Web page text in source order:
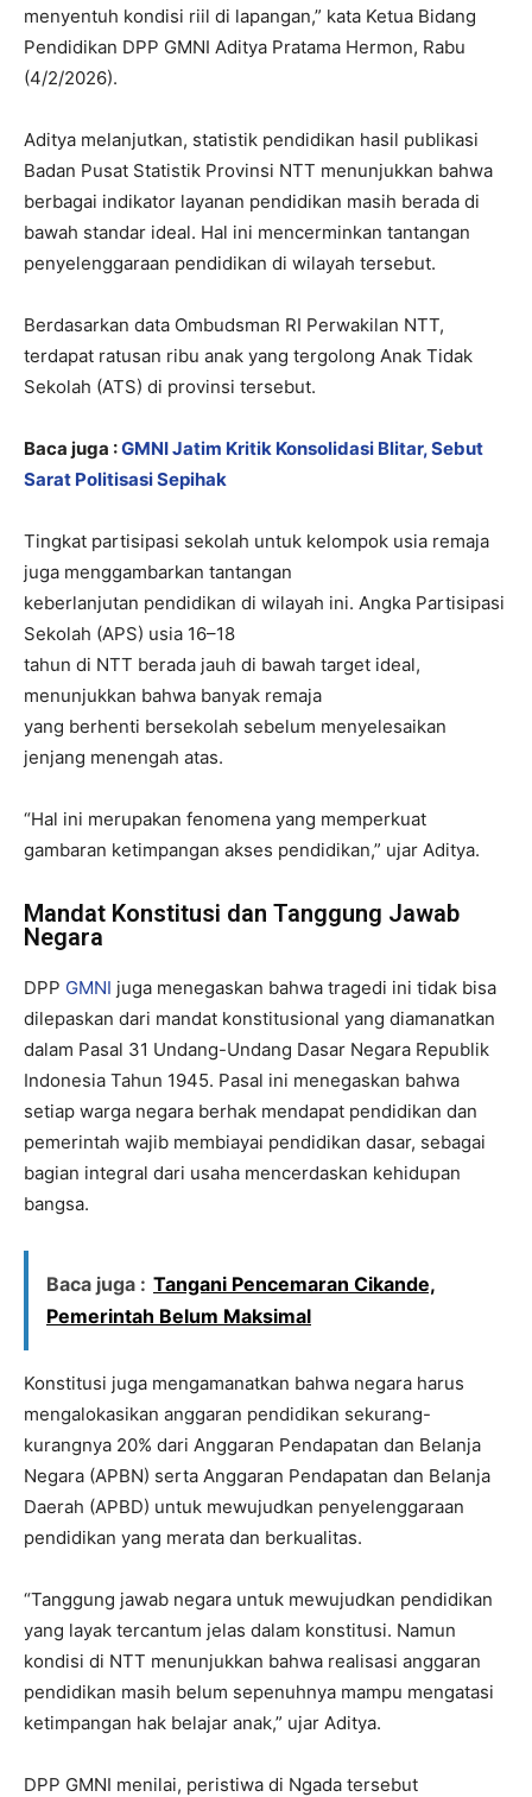
menyentuh kondisi riil di lapangan,” kata Ketua Bidang
Pendidikan DPP GMNI Aditya Pratama Hermon, Rabu
(4/2/2026).
Aditya melanjutkan, statistik pendidikan hasil publikasi
Badan Pusat Statistik Provinsi NTT menunjukkan bahwa
berbagai indikator layanan pendidikan masih berada di
bawah standar ideal. Hal ini mencerminkan tantangan
penyelenggaraan pendidikan di wilayah tersebut.
Berdasarkan data Ombudsman RI Perwakilan NTT,
terdapat ratusan ribu anak yang tergolong Anak Tidak
Sekolah (ATS) di provinsi tersebut.
Baca juga :GMNI Jatim Kritik Konsolidasi Blitar, Sebut
Sarat Politisasi Sepihak
Tingkat partisipasi sekolah untuk kelompok usia remaja
juga menggambarkan tantangan
keberlanjutan pendidikan di wilayah ini. Angka Partisipasi
Sekolah (APS) usia 16–18
tahun di NTT berada jauh di bawah target ideal,
menunjukkan bahwa banyak remaja
yang berhenti bersekolah sebelum menyelesaikan
jenjang menengah atas.
“Hal ini merupakan fenomena yang memperkuat
gambaran ketimpangan akses pendidikan,” ujar Aditya.
Mandat Konstitusi dan Tanggung Jawab
Negara
DPP GMNI juga menegaskan bahwa tragedi ini tidak bisa
dilepaskan dari mandat konstitusional yang diamanatkan
dalam Pasal 31 Undang-Undang Dasar Negara Republik
Indonesia Tahun 1945. Pasal ini menegaskan bahwa
setiap warga negara berhak mendapat pendidikan dan
pemerintah wajib membiayai pendidikan dasar, sebagai
bagian integral dari usaha mencerdaskan kehidupan
bangsa.
Baca juga : Tangani Pencemaran Cikande,
Pemerintah Belum Maksimal
Konstitusi juga mengamanatkan bahwa negara harus
mengalokasikan anggaran pendidikan sekurang-
kurangnya 20% dari Anggaran Pendapatan dan Belanja
Negara (APBN) serta Anggaran Pendapatan dan Belanja
Daerah (APBD) untuk mewujudkan penyelenggaraan
pendidikan yang merata dan berkualitas.
“Tanggung jawab negara untuk mewujudkan pendidikan
yang layak tercantum jelas dalam konstitusi. Namun
kondisi di NTT menunjukkan bahwa realisasi anggaran
pendidikan masih belum sepenuhnya mampu mengatasi
ketimpangan hak belajar anak,” ujar Aditya.
DPP GMNI menilai, peristiwa di Ngada tersebut